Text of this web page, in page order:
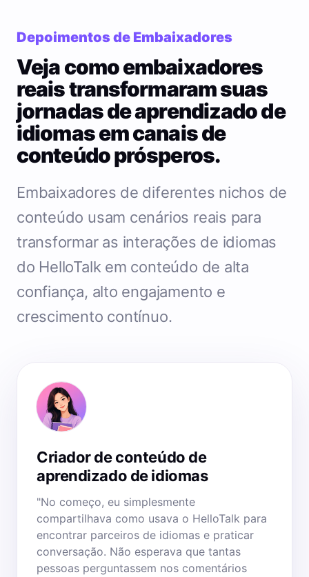
Depoimentos de Embaixadores
Veja como embaixadores
reais transformaram suas
jornadas de aprendizado de
idiomas em canais de
conteúdo prósperos.
Embaixadores de diferentes nichos de
conteúdo usam cenários reais para
transformar as interações de idiomas
do HelloTalk em conteúdo de alta
confiança, alto engajamento e
crescimento contínuo.
Criador de conteúdo de
aprendizado de idiomas
"No começo, eu simplesmente
compartilhava como usava o HelloTalk para
encontrar parceiros de idiomas e praticar
conversação. Não esperava que tantas
pessoas perguntassem nos comentários